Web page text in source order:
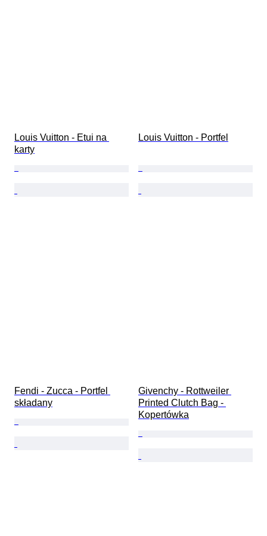
Louis Vuitton - Etui na
karty
Louis Vuitton - Portfel
Fendi - Zucca - Portfel
składany
Givenchy - Rottweiler
Printed Clutch Bag -
Kopertówka